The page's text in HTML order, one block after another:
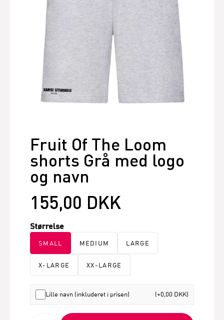
Fruit Of The Loom
shorts Grå med logo
og navn
155,00 DKK
Størrelse
SMALL MEDIUM LARGE
X-LARGE XX-LARGE
Lille navn (inkluderet i prisen) (+0,00 DKK)